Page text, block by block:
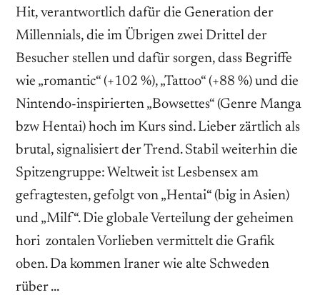
Hit, verantwortlich dafür die Generation der
Millennials, die im Übrigen zwei Drittel der
Besucher stellen und dafür sorgen, dass Begriffe
wie „romantic“ (+102 %), „Tattoo“ (+88 %) und die
Nintendo-inspirierten „Bowsettes“ (Genre Manga
bzw Hentai) hoch im Kurs sind. Lieber zärtlich als
brutal, signalisiert der Trend. Stabil weiterhin die
Spitzengruppe: Weltweit ist Lesbensex am
gefragtesten, gefolgt von „Hentai“ (big in Asien)
und „Milf“. Die globale Verteilung der geheimen
hori zontalen Vorlieben vermittelt die Grafik
oben. Da kommen Iraner wie alte Schweden
rüber …